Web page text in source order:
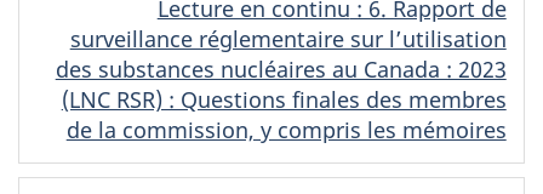
Lecture en continu (Français)
: 6. Rapport de
surveillance réglementaire sur l’utilisation
des substances nucléaires au Canada : 2023
(LNC RSR) : Questions finales des membres
de la commission, y compris les mémoires